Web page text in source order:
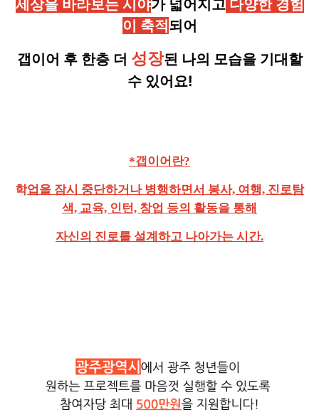
세상을 바라보는 시야가 넓어지고다양한 경험
이 축적되어
갭이어 후 한층 더 성장된 나의 모습을 기대할
수 있어요!
*갭이어란?
학업을 잠시 중단하거나 병행하면서 봉사, 여행, 진로탐
색, 교육, 인턴, 창업 등의 활동을 통해
자신의 진로를 설계하고 나아가는 시간.